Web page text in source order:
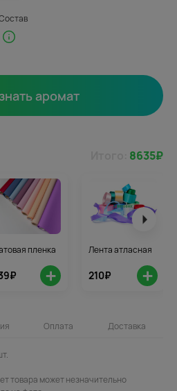
аромат
8635₽
пленка
+
Лента атласная
210₽ +
Оплата Доставка
товара может незначительно